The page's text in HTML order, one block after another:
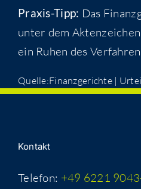
Pra­xis-Tipp: Das
unter dem
ein Ruhen des
Quelle:Finanzgerichte |
Kon­takt
Telefon: +49 6221